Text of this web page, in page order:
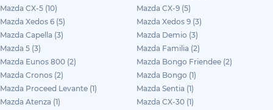
Mazda CX-5 (10)
Mazda CX-9 (5)
Mazda Xedos 6 (5)
Mazda Xedos 9 (3)
Mazda Capella (3)
Mazda Demio (3)
Mazda 5 (3)
Mazda Familia (2)
Mazda Eunos 800 (2)
Mazda Bongo Friendee (2)
Mazda Cronos (2)
Mazda Bongo (1)
Mazda Proceed Levante (1)
Mazda Sentia (1)
Mazda Atenza (1)
Mazda CX-30 (1)